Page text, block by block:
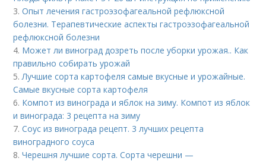
3.Опыт лечения гастроэзофагеальной рефлюксной
болезни. Терапевтические аспекты гастроэзофагеальной
рефлюксной болезни
4. Может ли виноград дозреть после уборки урожая.. Как
правильно собирать урожай
5.Лучшие сорта картофеля самые вкусные и урожайные.
Самые вкусные сорта картофеля
6. Компот из винограда и яблок на зиму. Компот из яблок
и винограда: 3 рецепта на зиму
7.Соус из винограда рецепт. 3 лучших рецепта
виноградного соуса
8.Черешня лучшие сорта. Сорта черешни —